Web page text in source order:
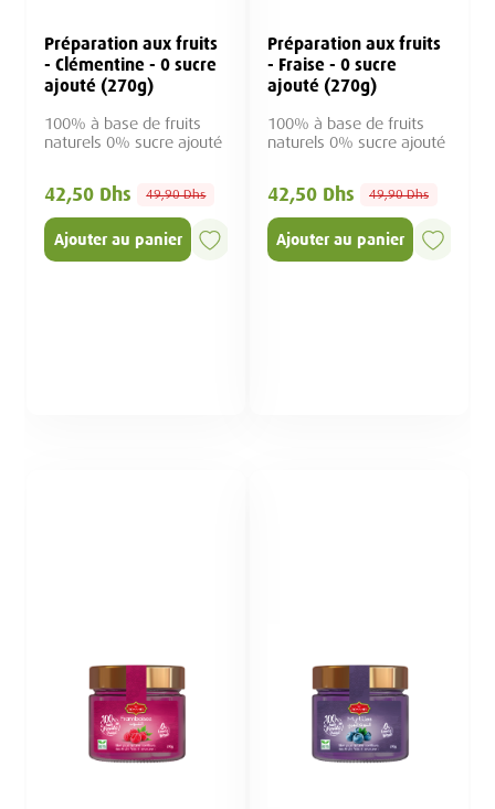
Préparation aux fruits
- Clémentine - 0 sucre
ajouté (270g)
100% à base de fruits
naturels 0% sucre ajouté
42,50 Dhs 49,90 Dhs
Ajouter au panier
Préparation aux fruits
- Fraise - 0 sucre
ajouté (270g)
100% à base de fruits
naturels 0% sucre ajouté
42,50 Dhs 49,90 Dhs
Ajouter au panier